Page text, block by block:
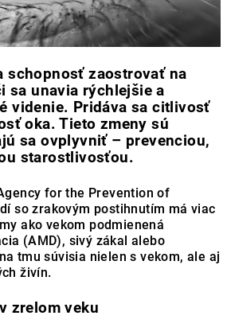
schopnosť zaostrovať na
sa unavia rýchlejšie a
videnie. Pridáva sa citlivosť
oka. Tieto zmeny sú
sa ovplyvniť – prevenciou,
starostlivosťou.
for the Prevention of
so zrakovým postihnutím má viac
ako vekom podmienená
(AMD), sivý zákal alebo
tmu súvisia nielen s vekom, ale aj
živín.
zrelom veku